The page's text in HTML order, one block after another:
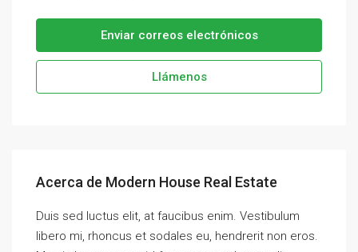
Enviar correos electrónicos
Llámenos
Acerca de Modern House Real Estate
Duis sed luctus elit, at faucibus enim. Vestibulum
libero mi, rhoncus et sodales eu, hendrerit non eros.